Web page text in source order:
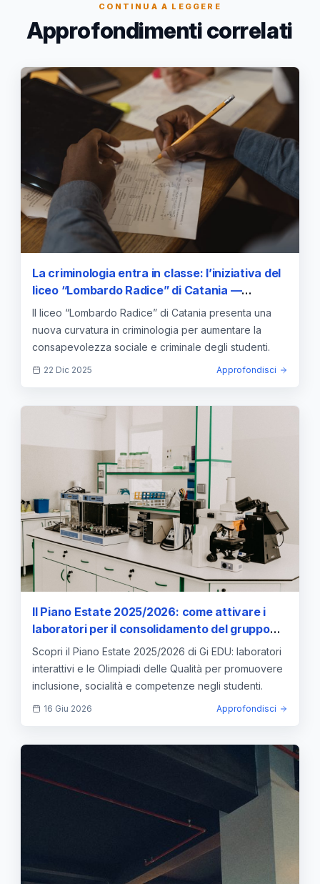
CONTINUA A LEGGERE
Approfondimenti correlati
La criminologia entra in classe: l’iniziativa del
liceo “Lombardo Radice” di Catania —
approfondimento e guida
Il liceo “Lombardo Radice” di Catania presenta una
nuova curvatura in criminologia per aumentare la
consapevolezza sociale e criminale degli studenti.
22 Dic 2025 Approfondisci
Il Piano Estate 2025/2026: come attivare i
laboratori per il consolidamento del gruppo
classe
Scopri il Piano Estate 2025/2026 di Gi EDU: laboratori
interattivi e le Olimpiadi delle Qualità per promuovere
inclusione, socialità e competenze negli studenti.
16 Giu 2026 Approfondisci